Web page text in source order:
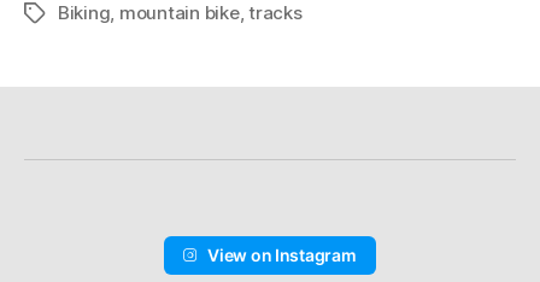
Schlagwörter
Biking, mountain bike,tracks
View on Instagram